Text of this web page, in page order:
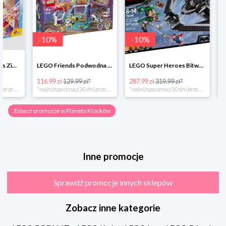
-10
LEGO Friends Podwodna Frajda w super cenie
129.99 zł*
*najniższa cena z 30 dni przed obniżką
LEGO Super Heroes Bitwa powietrzna w super cenie
287.99 zł319.99 zł*
*najniższa cena z 30 dni przed obniżką
-10
Zobacz promocje w Planeta Klocków
Inne promocje
Sprawdź promocje innych sklepów
Zobacz inne kategorie